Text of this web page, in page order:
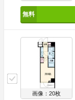
画像：20枚